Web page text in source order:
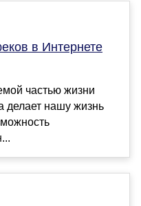
в Интернете
частью жизни
делает нашу жизнь